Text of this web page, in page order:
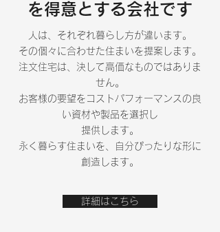
を得意とする会社です
人は、それぞれ暮らし方が違います。
その個々に合わせた住まいを提案します。
注文住宅は、決して高価なものではありま
せん。
お客様の要望をコストパフォーマンスの良
い資材や製品を選択し
提供します。
永く暮らす住まいを、自分ぴったりな形に
創造します。
詳細はこちら